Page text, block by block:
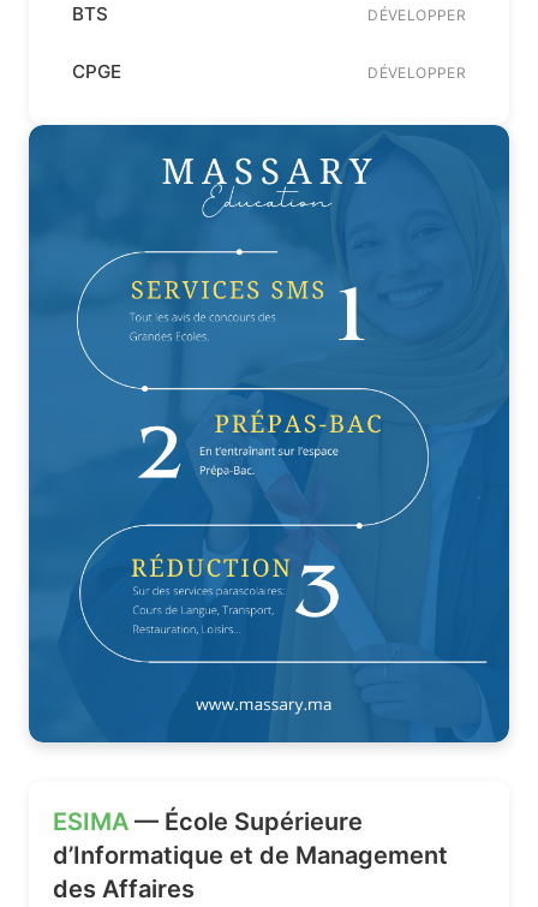
BTS DÉVELOPPER
CPGE DÉVELOPPER
ESIMA — École Supérieure
d’Informatique et de Management
des Affaires